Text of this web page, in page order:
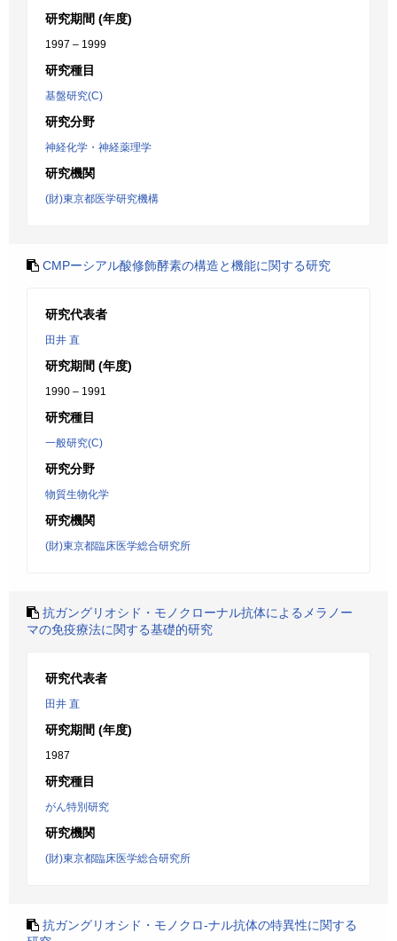
研究期間 (年度)
1997 – 1999
研究種目
基盤研究(C)
研究分野
神経化学・神経薬理学
研究機関
(財)東京都医学研究機構
CMPーシアル酸修飾酵素の構造と機能に関する研究
研究代表者
田井 直
研究期間 (年度)
1990 – 1991
研究種目
一般研究(C)
研究分野
物質生物化学
研究機関
(財)東京都臨床医学総合研究所
抗ガングリオシド・モノクローナル抗体によるメラノー
マの免疫療法に関する基礎的研究
研究代表者
田井 直
研究期間 (年度)
1987
研究種目
がん特別研究
研究機関
(財)東京都臨床医学総合研究所
抗ガングリオシド・モノクロ-ナル抗体の特異性に関する